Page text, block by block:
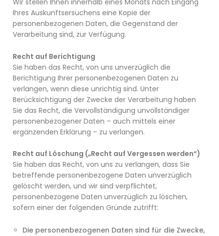
Wir stellen Ihnen innerhalb eines Monats nach Eingang
Ihres Auskunftsersuchens eine Kopie der
personenbezogenen Daten, die Gegenstand der
Verarbeitung sind, zur Verfügung.
Recht auf Berichtigung
Sie haben das Recht, von uns unverzüglich die
Berichtigung Ihrer personenbezogenen Daten zu
verlangen, wenn diese unrichtig sind. Unter
Berücksichtigung der Zwecke der Verarbeitung haben
Sie das Recht, die Vervollständigung unvollständiger
personenbezogener Daten – auch mittels einer
ergänzenden Erklärung – zu verlangen.
Recht auf Löschung („Recht auf Vergessen werden“)
Sie haben das Recht, von uns zu verlangen, dass Sie
betreffende personenbezogene Daten unverzüglich
gelöscht werden, und wir sind verpflichtet,
personenbezogene Daten unverzüglich zu löschen,
sofern einer der folgenden Gründe zutrifft:
Die personenbezogenen Daten sind für die Zwecke,